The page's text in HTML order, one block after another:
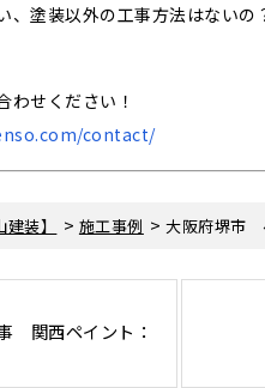
、塗装以外の工事方法はない
せください！
contact/
装】 > 施工事例 >大阪府堺市
関西ペイント：